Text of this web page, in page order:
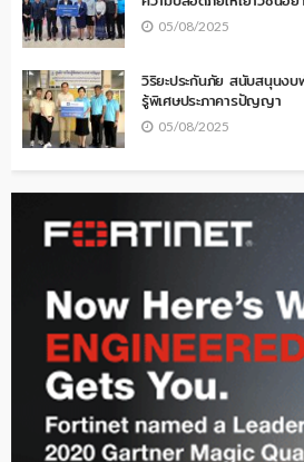
05/08/2025
วิริยะประกันภัย สนับสนุนง
รู้พิเศษประภาคารปัญญา
05/08/2025